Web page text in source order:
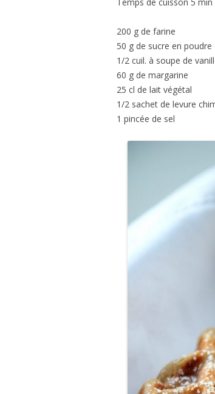
200 g de farine
50 g de sucre en poudre
1/2 cuil. à soupe de
60 g de margarine
25 cl de lait végétal
1/2 sachet de levure
1 pincée de sel